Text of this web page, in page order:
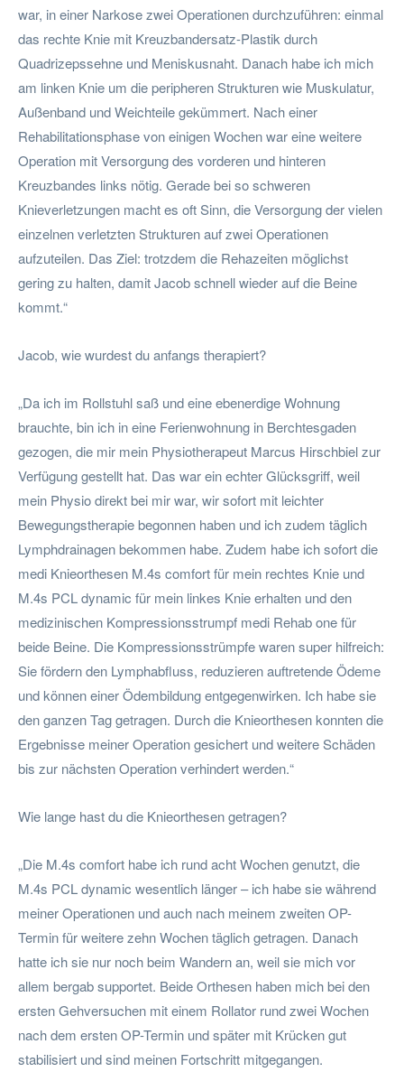
war, in einer Narkose zwei Operationen durchzuführen: einmal
das rechte Knie mit Kreuzbandersatz-Plastik durch
Quadrizepssehne und Meniskusnaht. Danach habe ich mich
am linken Knie um die peripheren Strukturen wie Muskulatur,
Außenband und Weichteile gekümmert. Nach einer
Rehabilitationsphase von einigen Wochen war eine weitere
Operation mit Versorgung des vorderen und hinteren
Kreuzbandes links nötig. Gerade bei so schweren
Knieverletzungen macht es oft Sinn, die Versorgung der vielen
einzelnen verletzten Strukturen auf zwei Operationen
aufzuteilen. Das Ziel: trotzdem die Rehazeiten möglichst
gering zu halten, damit Jacob schnell wieder auf die Beine
kommt.“
Jacob, wie wurdest du anfangs therapiert?
„Da ich im Rollstuhl saß und eine ebenerdige Wohnung
brauchte, bin ich in eine Ferienwohnung in Berchtesgaden
gezogen, die mir mein Physiotherapeut Marcus Hirschbiel zur
Verfügung gestellt hat. Das war ein echter Glücksgriff, weil
mein Physio direkt bei mir war, wir sofort mit leichter
Bewegungstherapie begonnen haben und ich zudem täglich
Lymphdrainagen bekommen habe. Zudem habe ich sofort die
medi Knieorthesen M.4s comfort für mein rechtes Knie und
M.4s PCL dynamic für mein linkes Knie erhalten und den
medizinischen Kompressionsstrumpf medi Rehab one für
beide Beine. Die Kompressionsstrümpfe waren super hilfreich:
Sie fördern den Lymphabfluss, reduzieren auftretende Ödeme
und können einer Ödembildung entgegenwirken. Ich habe sie
den ganzen Tag getragen. Durch die Knieorthesen konnten die
Ergebnisse meiner Operation gesichert und weitere Schäden
bis zur nächsten Operation verhindert werden.“
Wie lange hast du die Knieorthesen getragen?
„Die M.4s comfort habe ich rund acht Wochen genutzt, die
M.4s PCL dynamic wesentlich länger – ich habe sie während
meiner Operationen und auch nach meinem zweiten OP-
Termin für weitere zehn Wochen täglich getragen. Danach
hatte ich sie nur noch beim Wandern an, weil sie mich vor
allem bergab supportet. Beide Orthesen haben mich bei den
ersten Gehversuchen mit einem Rollator rund zwei Wochen
nach dem ersten OP-Termin und später mit Krücken gut
stabilisiert und sind meinen Fortschritt mitgegangen.